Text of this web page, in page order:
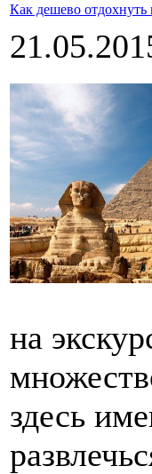
Как дешево отдохнуть
на
здесь